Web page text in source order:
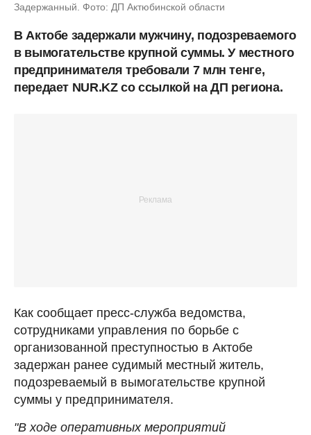
Задержанный. Фото: ДП Актюбинской области
В Актобе задержали мужчину, подозреваемого
в вымогательстве крупной суммы. У местного
предпринимателя требовали 7 млн тенге,
передает NUR.KZ со ссылкой на ДП региона.
Как сообщает пресс-служба ведомства,
сотрудниками управления по борьбе с
организованной преступностью в Актобе
задержан ранее судимый местный житель,
подозреваемый в вымогательстве крупной
суммы у предпринимателя.
"В ходе оперативных мероприятий